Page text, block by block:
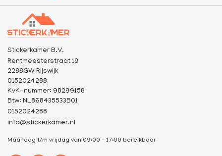
Stickerkamer B.V.
Rentmeesterstraat 19
2288GW Rijswijk
0152024288
KvK-nummer: 98299158
Btw: NL868435533B01
0152024288
info@stickerkamer.nl
Maandag t/m vrijdag van 09:00 - 17:00 bereikbaar